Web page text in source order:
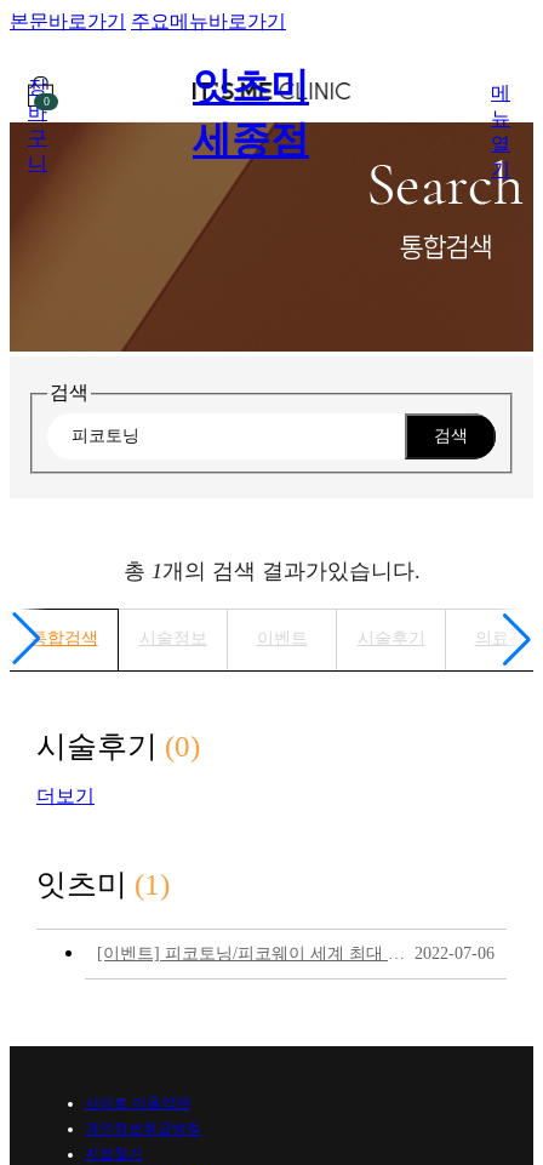
본문바로가기 주요메뉴바로가기
장
바
구
니
0
잇츠미
세종점
메
뉴
열
기
검색
총 1개의 검색 결과가있습니다.
통합검색 시술정보 이벤트 시술후기 의료진
시술후기 (0)
더보기
잇츠미 (1)
[이벤트] 피코토닝/피코웨이 세계 최대 에스테틱 레이저사 칸델라사 2022-07-06
사이트 이용약관
개인정보취급방침
지점찾기